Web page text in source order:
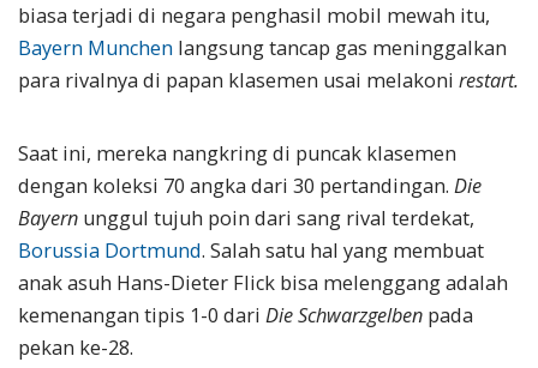
biasa terjadi di negara penghasil mobil mewah itu,
Bayern Munchen langsung tancap gas meninggalkan
para rivalnya di papan klasemen usai melakoni restart.
Saat ini, mereka nangkring di puncak klasemen
dengan koleksi 70 angka dari 30 pertandingan. Die
Bayern unggul tujuh poin dari sang rival terdekat,
Borussia Dortmund. Salah satu hal yang membuat
anak asuh Hans-Dieter Flick bisa melenggang adalah
kemenangan tipis 1-0 dari Die Schwarzgelben pada
pekan ke-28.